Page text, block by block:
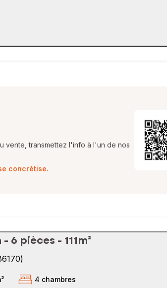
vente, transmettez l'info à l'un de nos
concrétise.
6 pièces - 111m²
)
4 chambres